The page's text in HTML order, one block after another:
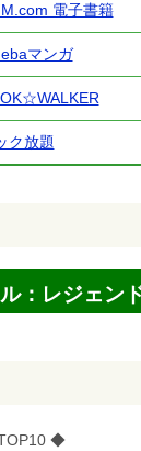
電子書籍
マンガ
ク放題
：レジェン
◆